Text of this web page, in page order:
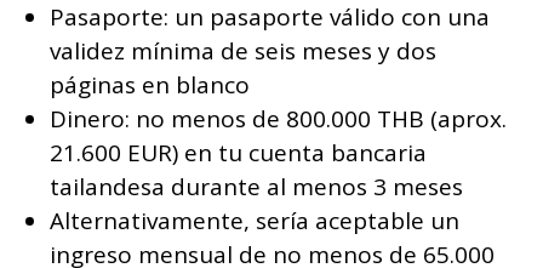
Pasaporte: un pasaporte válido con una
validez mínima de seis meses y dos
páginas en blanco
Dinero: no menos de 800.000 THB (aprox.
21.600 EUR) en tu cuenta bancaria
tailandesa durante al menos 3 meses
Alternativamente, sería aceptable un
ingreso mensual de no menos de 65.000